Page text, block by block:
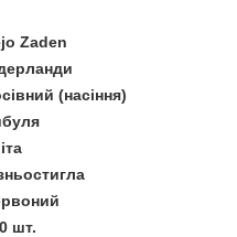
Zaden
(насіння)
шт.